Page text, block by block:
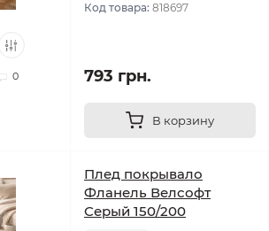
0
Код товара: 818697
793 грн.
В корзину
Плед покрывало
Фланель Велсофт
Серый 150/200